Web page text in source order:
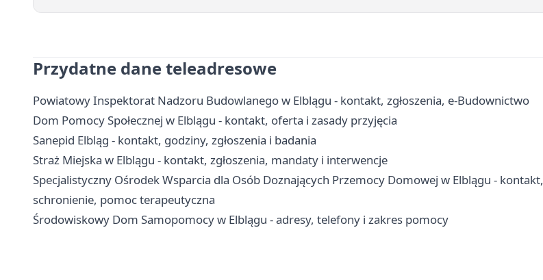
Przydatne dane teleadresowe
Powiatowy Inspektorat Nadzoru Budowlanego w Elblągu - kontakt, zgłoszenia, e-Budownictwo
Dom Pomocy Społecznej w Elblągu - kontakt, oferta i zasady przyjęcia
Sanepid Elbląg - kontakt, godziny, zgłoszenia i badania
Straż Miejska w Elblągu - kontakt, zgłoszenia, mandaty i interwencje
Specjalistyczny Ośrodek Wsparcia dla Osób Doznających Przemocy Domowej w Elblągu - kontakt,
schronienie, pomoc terapeutyczna
Środowiskowy Dom Samopomocy w Elblągu - adresy, telefony i zakres pomocy